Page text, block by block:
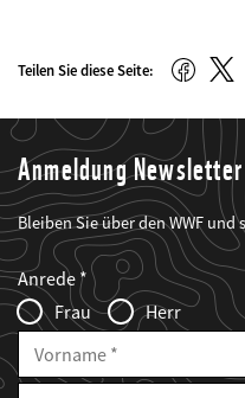
Teilen Sie diese Seite: Facebook
Anmeldung Newsletter
Bleiben Sie über den WWF
Web2Case
Infofelder
Fieldset
anrede_name
Anrede
Frau
Herr
Vorname